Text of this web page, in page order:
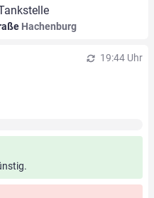
Hachenburg
19:44 Uhr